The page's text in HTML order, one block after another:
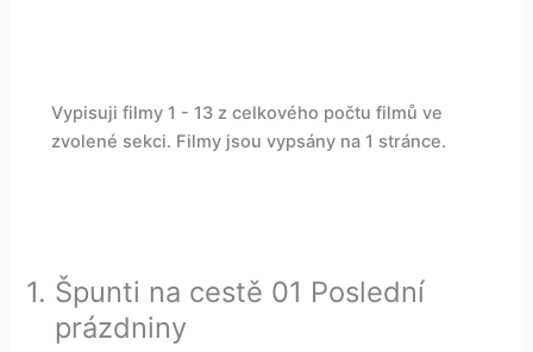
Vypisuji filmy 1 - 13 z celkového počtu filmů ve
zvolené sekci. Filmy jsou vypsány na 1 stránce.
1. Špunti na cestě 01 Poslední
prázdniny